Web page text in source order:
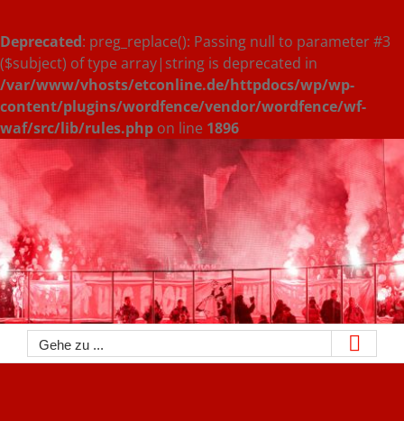
Deprecated: preg_replace(): Passing null to parameter #3
($subject) of type array|string is deprecated in
/var/www/vhosts/etconline.de/httpdocs/wp/wp-
content/plugins/wordfence/vendor/wordfence/wf-
waf/src/lib/rules.php on line 1896
Zum
Inhalt
springen
Gehe zu ...